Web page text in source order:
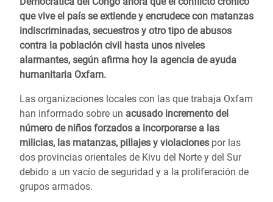
que vive el país se extiende y encrudece con matanzas
indiscriminadas, secuestros y otro tipo de abusos
contra la población civil hasta unos niveles
alarmantes, según afirma hoy la agencia de ayuda
humanitaria Oxfam.
Las organizaciones locales con las que trabaja Oxfam
han informado sobre un acusado incremento del
número de niños forzados a incorporarse a las
milicias, las matanzas, pillajes y violaciones por las
dos provincias orientales de Kivu del Norte y del Sur
debido a un vacío de seguridad y a la proliferación de
grupos armados.